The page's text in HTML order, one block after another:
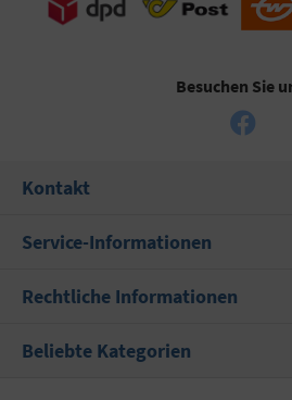
Besuchen Sie
Kontakt
Service-Informationen
Rechtliche Informationen
Beliebte Kategorien